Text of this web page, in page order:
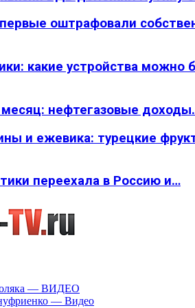
оштрафовали
какие устройства можно
нефтегазовые
и ежевика: турецкие
переехала в Россию и…
— ВИДЕО
— Видео